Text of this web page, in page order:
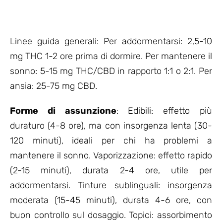
Linee guida generali: Per addormentarsi: 2,5-10
mg THC 1-2 ore prima di dormire. Per mantenere il
sonno: 5-15 mg THC/CBD in rapporto 1:1 o 2:1. Per
ansia: 25-75 mg CBD.
Forme di assunzione: Edibili: effetto più
duraturo (4-8 ore), ma con insorgenza lenta (30-
120 minuti), ideali per chi ha problemi a
mantenere il sonno. Vaporizzazione: effetto rapido
(2-15 minuti), durata 2-4 ore, utile per
addormentarsi. Tinture sublinguali: insorgenza
moderata (15-45 minuti), durata 4-6 ore, con
buon controllo sul dosaggio. Topici: assorbimento